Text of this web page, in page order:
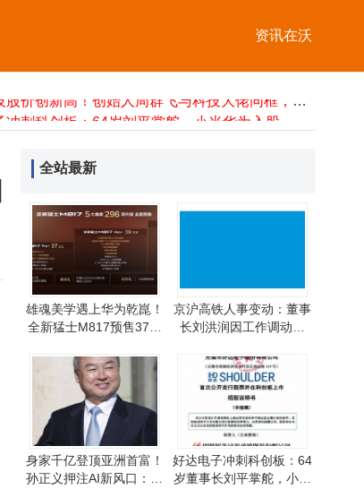
资讯在沃
ARM CEO：美国禁运AI CPU难度极大，CPU正重回AI核心引市场需求激增
好达电子冲刺科创板：64岁刘平掌舵，小米华为入股共谋发展
千寻智能3个月吸金近50亿登顶全球榜单 商业化加速驶入IPO前哨战
AI热潮助力孙正义身家破千亿 重登亚洲首富宝座
全站最新
雄魂美学遇上华为乾崑！
全新猛士M817预售37万
京沪高铁人事变动：董事
长刘洪润因工作调动辞
职务
身家千亿登顶亚洲首富！
孙正义押注AI新风口：物
好达电子冲刺科创板：64
岁董事长刘平掌舵，小米